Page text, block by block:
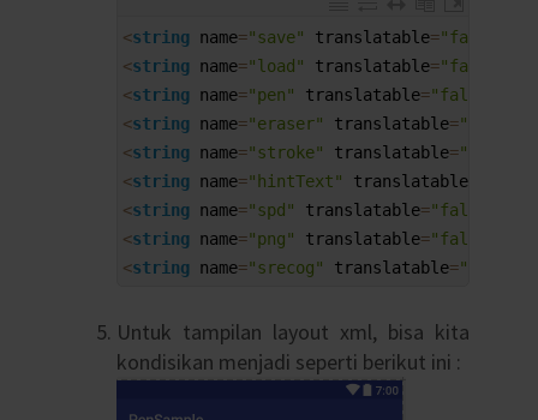
<string name="save" translatable="false"
<string name="load" translatable="false"
<string name="pen" translatable="false"
<string name="eraser" translatable="false"
<string name="stroke" translatable="false"
<string name="hintText" translatable=
<string name="spd" translatable="false"
<string name="png" translatable="false"
<string name="srecog" translatable="false"
Untuk tampilan layout xml, bisa kita
kondisikan menjadi seperti berikut ini :